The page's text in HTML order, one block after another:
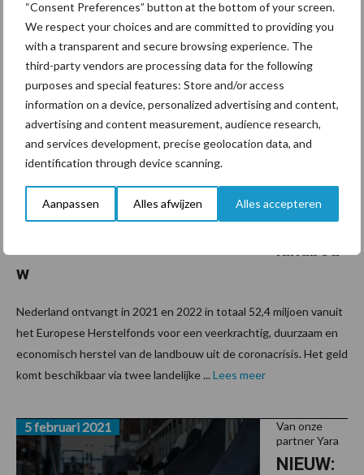
“Consent Preferences” button at the bottom of your screen.
We respect your choices and are committed to providing you
with a transparent and secure browsing experience. The
third-party vendors are processing data for the following
purposes and special features: Store and/or access
information on a device, personalized advertising and content,
advertising and content measurement, audience research,
and services development, precise geolocation data, and
identification through device scanning.
Aanpassen Alles afwijzen Alles accepteren
innovaties sneller en makkelijker doorgevoerd worden. ...
Lees meer
52,4
miljoen
vanuit
Europa
corona-
herstel
landbou
w
5 februari 2021
Nederland ontvangt in 2021 en 2022 in totaal 52,4 miljoen vanuit
het Europese Herstelfonds voor een veerkrachtig, duurzaam en
economisch herstel van de landbouw uit de coronacrisis. Het geld
komt beschikbaar via twee landelijke ... Lees meer
Van onze
partner Yara
NIEUW:
5 februari 2021